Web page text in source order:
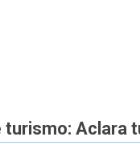
turismo: Aclara